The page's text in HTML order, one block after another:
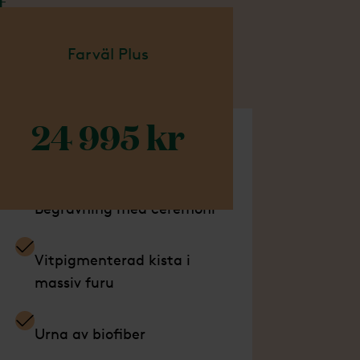
paket
Farväl Plus
24 995 kr
i detta paket
Begravning med ceremoni
Vitpigmenterad kista i
massiv furu
Urna av biofiber